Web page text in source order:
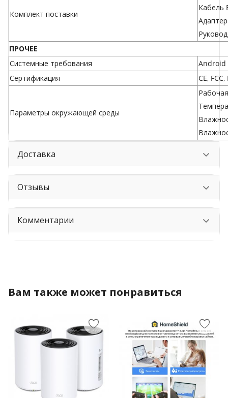
Комплект поставки
Кабель
ПРОЧЕЕ
Системные требования
Android
Сертификация
CE,
Параметры окружающей среды
Доставка
Отзывы
Комментарии
Вам также может понравиться